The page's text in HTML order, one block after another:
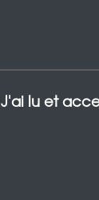
J'ai lu et